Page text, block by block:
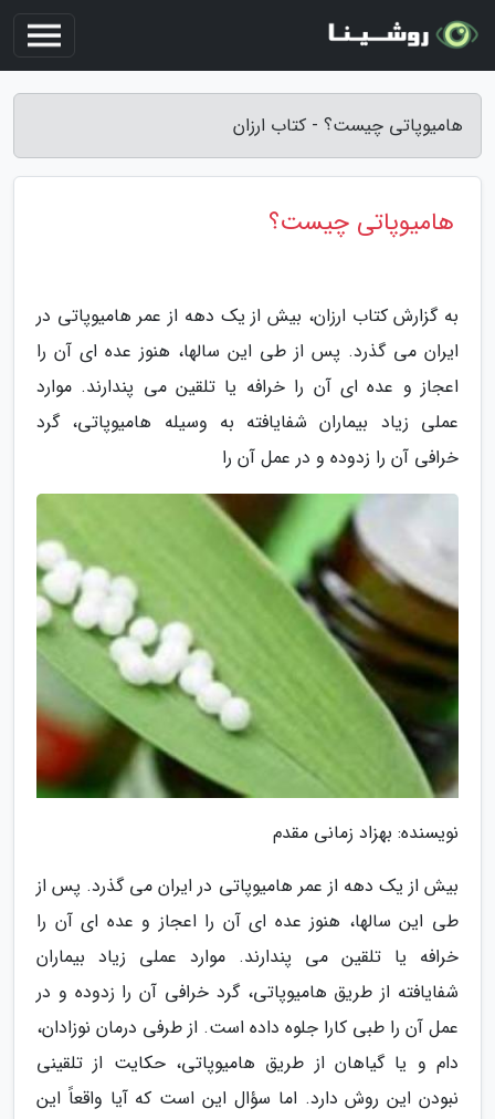
هامیوپاتی چیست؟ - کتاب ارزان
هامیوپاتی چیست؟
به گزارش کتاب ارزان، بیش از یک دهه از عمر هامیوپاتی در
ایران می گذرد. پس از طی این سالها، هنوز عده ای آن را
اعجاز و عده ای آن را خرافه یا تلقین می پندارند. موارد
عملی زیاد بیماران شفایافته به وسیله هامیوپاتی، گرد
خرافی آن را زدوده و در عمل آن را
نویسنده: بهزاد زمانی مقدم
بیش از یک دهه از عمر هامیوپاتی در ایران می گذرد. پس از
طی این سالها، هنوز عده ای آن را اعجاز و عده ای آن را
خرافه یا تلقین می پندارند. موارد عملی زیاد بیماران
شفایافته از طریق هامیوپاتی، گرد خرافی آن را زدوده و در
عمل آن را طبی کارا جلوه داده است. از طرفی درمان نوزادان،
دام و یا گیاهان از طریق هامیوپاتی، حکایت از تلقینی
نبودن این روش دارد. اما سؤال این است که آیا واقعاً این